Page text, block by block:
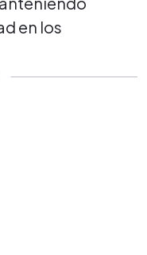
en los